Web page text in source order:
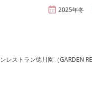
2025年冬
レストラン徳川園（GARDEN